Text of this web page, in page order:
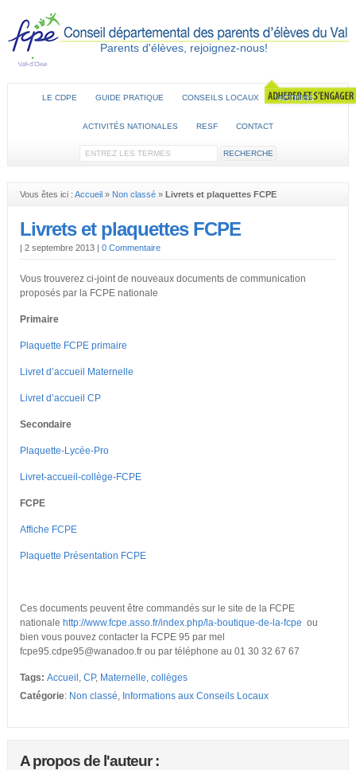
Parents d'élèves, rejoignez-nous!
LE CDPE GUIDE PRATIQUE CONSEILS LOCAUX ACTIONS
ACTIVITÉS NATIONALES RESF CONTACT
Vous êtes ici : Accueil» Non classé» Livrets et plaquettes FCPE
Livrets et plaquettes FCPE
| 2 septembre 2013 | 0 Commentaire
Vous trouverez ci-joint de nouveaux documents de communication
proposés par la FCPE nationale
Primaire
Plaquette FCPE primaire
Livret d’accueil Maternelle
Livret d’accueil CP
Secondaire
Plaquette-Lycée-Pro
Livret-accueil-collège-FCPE
FCPE
Affiche FCPE
Plaquette Présentation FCPE
Ces documents peuvent être commandés sur le site de la FCPE
nationale http://www.fcpe.asso.fr/index.php/la-boutique-de-la-fcpe ou
bien vous pouvez contacter la FCPE 95 par mel
fcpe95.cdpe95@wanadoo.fr ou par téléphone au 01 30 32 67 67
Tags: Accueil , CP, Maternelle, collèges
Catégorie: Non classé, Informations aux Conseils Locaux
A propos de l'auteur :